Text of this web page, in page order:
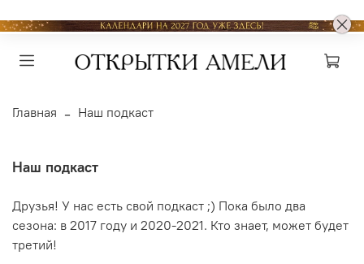
Главная Наш подкаст
Наш подкаст
Друзья! У нас есть свой подкаст ;) Пока было два
сезона: в 2017 году и 2020-2021. Кто знает, может будет
третий!